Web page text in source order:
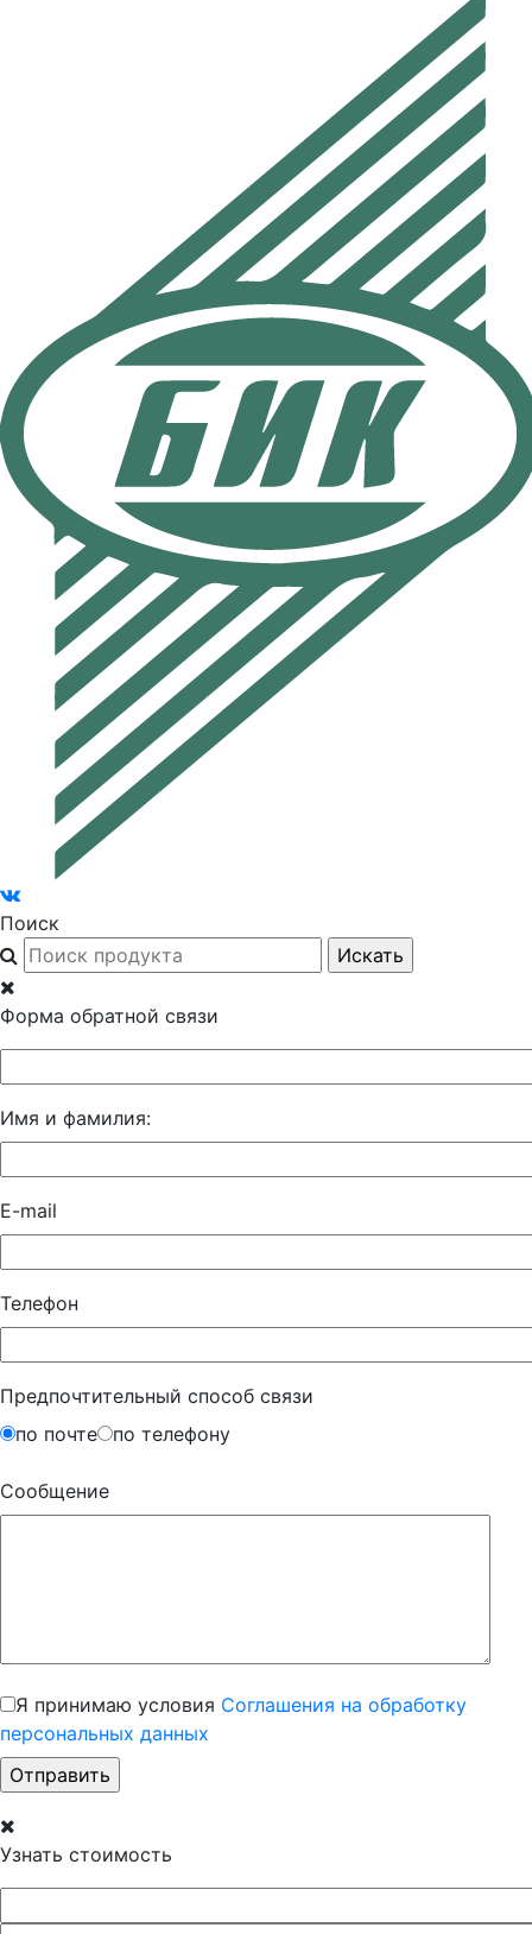
Поиск
Форма обратной связи
Имя и фамилия:
E-mail
Телефон
Предпочтительный способ связи
по почте
по телефону
Сообщение
Я принимаю условия Соглашения на обработку
персональных данных
Узнать стоимость